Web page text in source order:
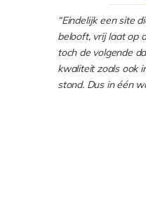
“Eindelijk een site
belooft, vrij laat op
toch de volgende
kwaliteit zoals ook
stond. Dus in één